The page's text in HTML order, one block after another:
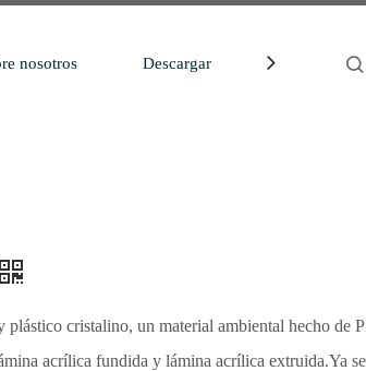
nosotros Descargar
cristalino, un material ambiental hecho de
acrílica fundida y lámina acrílica extruida.Ya